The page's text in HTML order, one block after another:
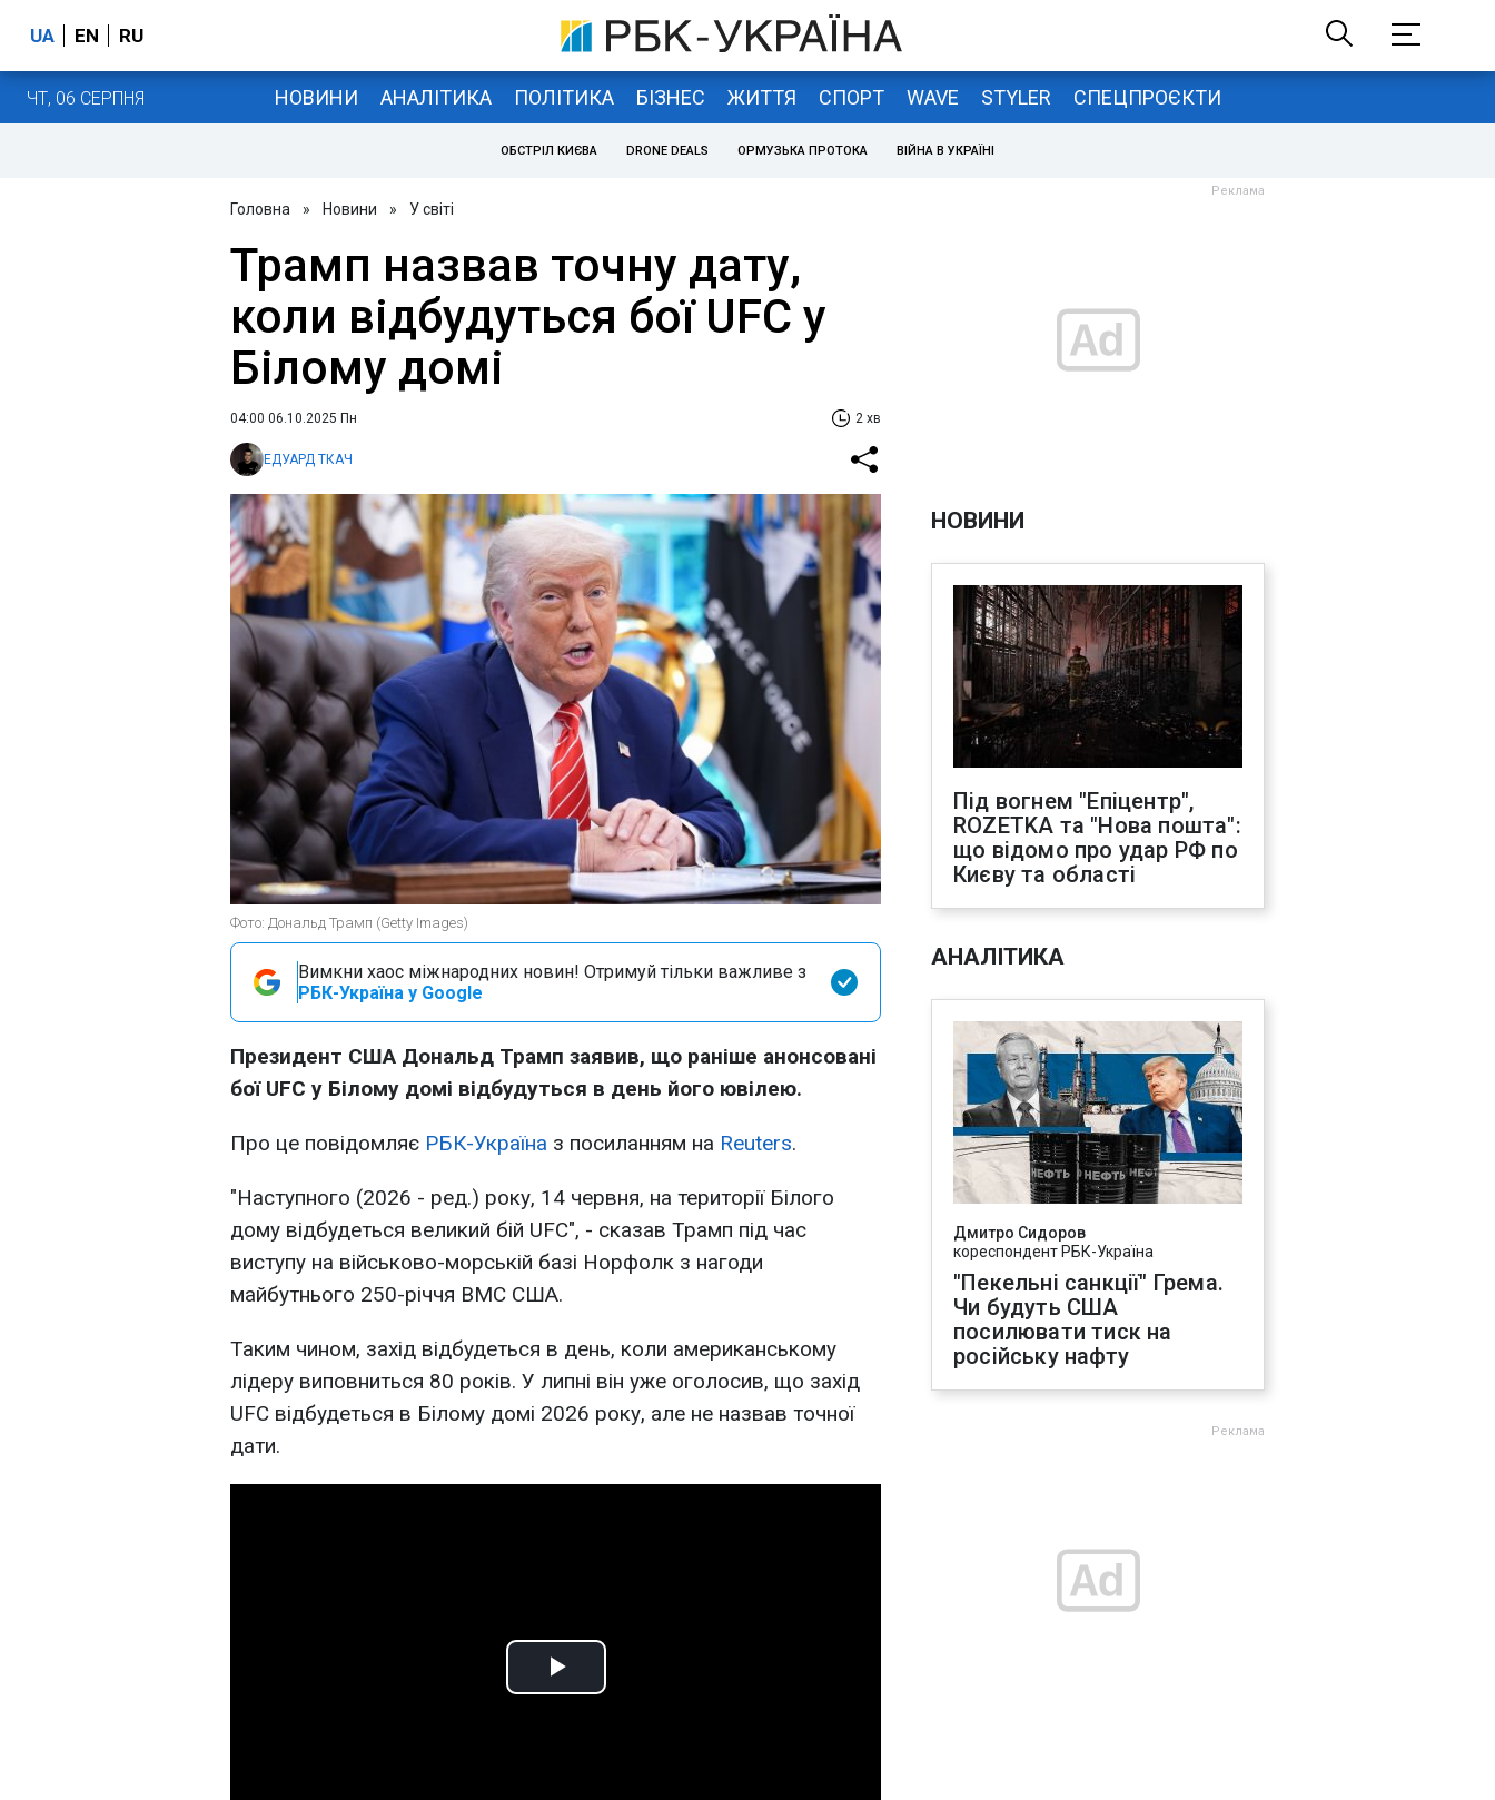
UA EN RU
ЧТ, 06 СЕРПНЯ НОВИНИ АНАЛІТИКА ПОЛІТИКА БІЗНЕС ЖИТТЯ СПОРТ WAVE STYLER СПЕЦПРОЄКТИ
ОБСТРІЛ КИЄВА DRONE DEALS ОРМУЗЬКА ПРОТОКА ВІЙНА В УКРАЇНІ
Головна » Новини » У світі
Трамп назвав точну дату,
коли відбудуться бої UFC у
Білому домі
04:00 06.10.2025 Пн 2 хв
ЕДУАРД ТКАЧ
Фото: Дональд Трамп (Getty Images)
Вимкни хаос міжнародних новин! Отримуй тільки важливе з
РБК-Україна у Google
Президент США Дональд Трамп заявив, що раніше анонсовані
бої UFC у Білому домі відбудуться в день його ювілею.
Про це повідомляє РБК-Україна з посиланням на Reuters.
"Наступного (2026 - ред.) року, 14 червня, на території Білого
дому відбудеться великий бій UFC", - сказав Трамп під час
виступу на військово-морській базі Норфолк з нагоди
майбутнього 250-річчя ВМС США.
Таким чином, захід відбудеться в день, коли американському
лідеру виповниться 80 років. У липні він уже оголосив, що захід
UFC відбудеться в Білому домі 2026 року, але не назвав точної
дати.
Play
НОВИНИ
Під вогнем "Епіцентр",
ROZETKA та "Нова пошта":
що відомо про удар РФ по
Києву та області
АНАЛІТИКА
Дмитро Сидоров
кореспондент РБК-Україна
"Пекельні санкції" Грема.
Чи будуть США
посилювати тиск на
російську нафту